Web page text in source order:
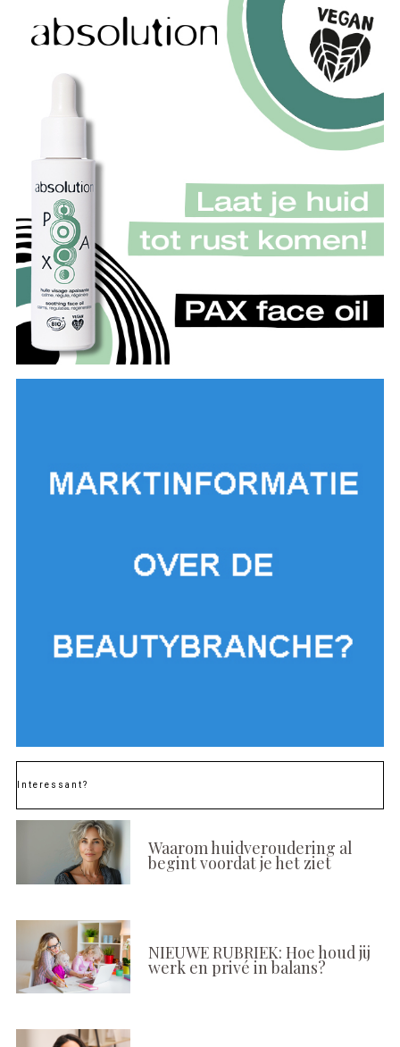
Interessant?
Waarom huidveroudering al
begint voordat je het ziet
NIEUWE RUBRIEK: Hoe houd jij
werk en privé in balans?